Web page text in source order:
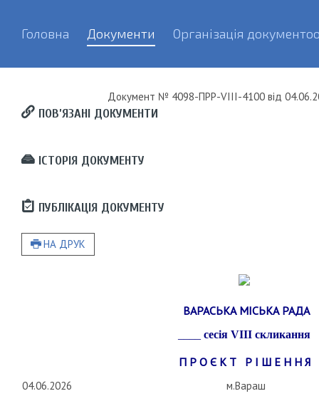
Головна Документи Організація
Документ № 4098-ПРР-VIII-4100від
ПОВ’ЯЗАНІ ДОКУМЕНТИ
ІСТОРІЯ ДОКУМЕНТУ
ПУБЛІКАЦІЯ ДОКУМЕНТУ
НА ДРУК
ВАРАСЬКА МІСЬКА РАДА
сесія VIII скликання
П Р О Є К Т Р І Ш Е Н Н Я
04.06.2026 м.Вараш